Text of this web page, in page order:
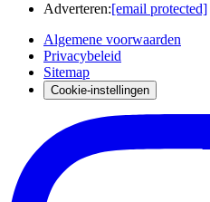
Adverteren:[email protected]
Algemene voorwaarden
Privacybeleid
Sitemap
Cookie-instellingen